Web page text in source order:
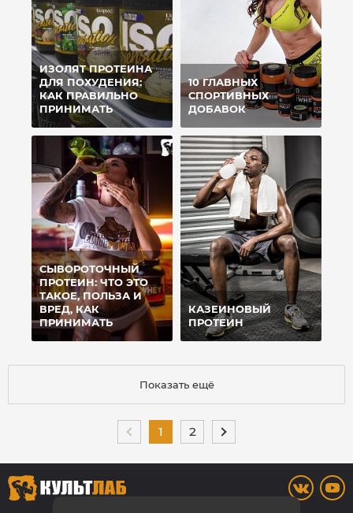
ИЗОЛЯТ ПРОТЕИНА
ДЛЯ ПОХУДЕНИЯ:
КАК ПРАВИЛЬНО
ПРИНИМАТЬ
10 ГЛАВНЫХ
СПОРТИВНЫХ
ДОБАВОК
СЫВОРОТОЧНЫЙ
ПРОТЕИН: ЧТО ЭТО
ТАКОЕ, ПОЛЬЗА И
ВРЕД, КАК
ПРИНИМАТЬ
КАЗЕИНОВЫЙ
ПРОТЕИН
Показать ещё
1 2